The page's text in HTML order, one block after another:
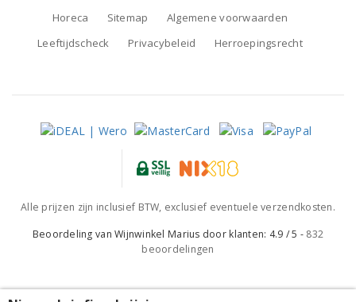
Horeca
Sitemap
Algemene voorwaarden
Leeftijdscheck
Privacybeleid Herroepingsrecht
Alle prijzen zijn inclusief BTW, exclusief eventuele verzendkosten.
Beoordeling vanWijnwinkel Marius door klanten: 4.9 /5 - 832
beoordelingen